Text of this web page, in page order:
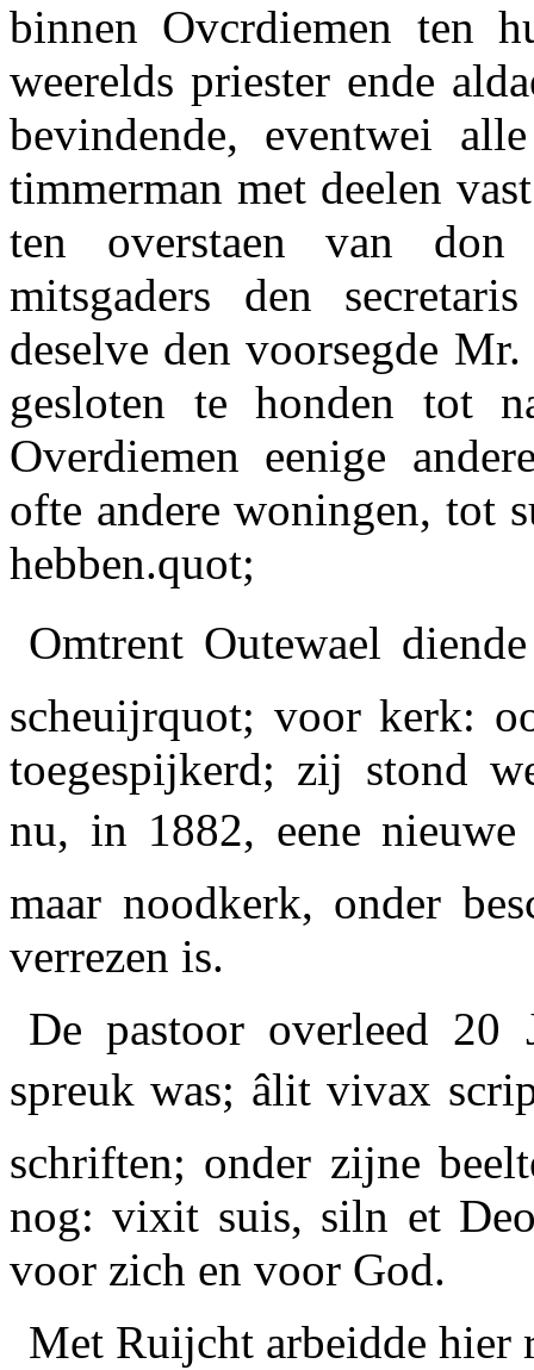
binnen Ovcrdiemen ten
weerelds priester ende
bevindende, eventwei
timmerman met deelen
ten overstaen van don
mitsgaders den
deselve den voorsegde
gesloten te honden tot
Overdiemen eenige
ofte andere woningen, tot
hebben.quot;
Omtrent Outewael diende
scheuijrquot; voor kerk:
toegespijkerd; zij stond
nu, in 1882, eene nieuwe
maar noodkerk, onder
verrezen is.
De pastoor overleed
spreuk was; âlit vivax
schriften; onder zijne
nog: vixit suis, siln et
voor zich en voor God.
Met Ruijcht arbeidde hier